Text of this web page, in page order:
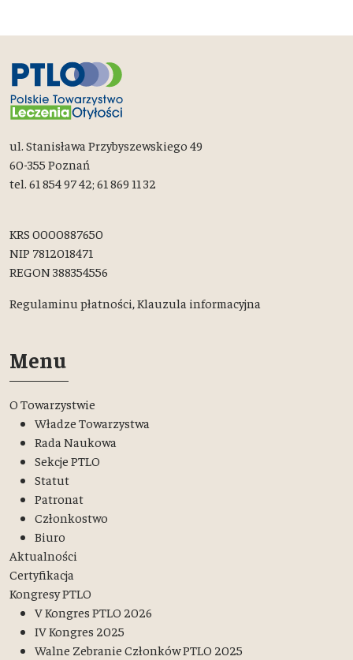
ul. Stanisława Przybyszewskiego 49
60-355 Poznań
tel. 61 854 97 42; 61 869 11 32
KRS 0000887650
NIP 7812018471
REGON 388354556
Regulaminu płatności,Klauzula informacyjna
Menu
O Towarzystwie
Władze Towarzystwa
Rada Naukowa
Sekcje PTLO
Statut
Patronat
Członkostwo
Biuro
Aktualności
Certyfikacja
Kongresy PTLO
V Kongres PTLO 2026
IV Kongres 2025
Walne Zebranie Członków PTLO 2025